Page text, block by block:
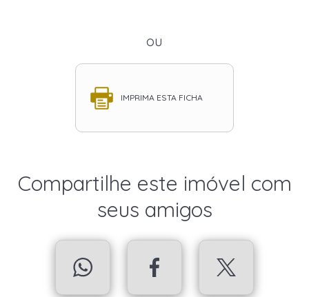
ou
IMPRIMA ESTA FICHA
Compartilhe este imóvel com
seus amigos